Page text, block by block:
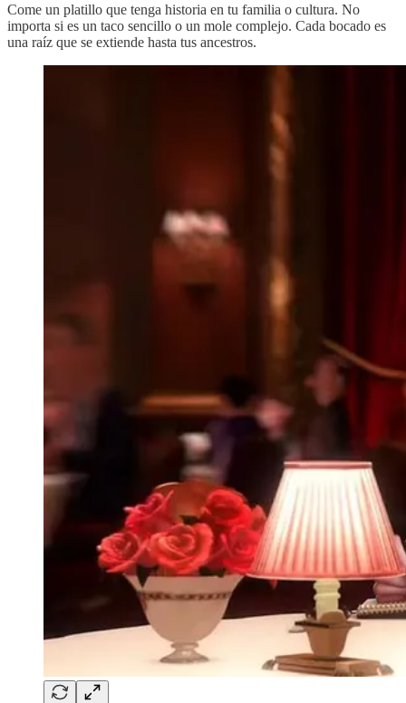
Come un platillo que tenga historia en tu familia o cultura. No
importa si es un taco sencillo o un mole complejo. Cada bocado es
una raíz que se extiende hasta tus ancestros.